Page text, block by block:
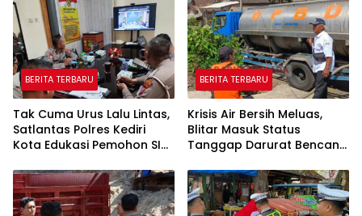
yang Vokal”
BERITA TERBARU
Tak Cuma Urus Lalu Lintas,
Satlantas Polres Kediri
Kota Edukasi Pemohon SIM
Pelatihan AI
BERITA TERBARU
Krisis Air Bersih Meluas,
Blitar Masuk Status
Tanggap Darurat Bencana